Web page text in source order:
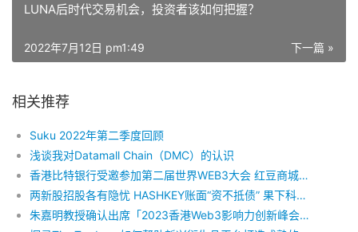
LUNA后时代交易机会，投资者该如何把握？
下一篇 »
2022年7月12日 pm1:49
相关推荐
Suku 2022年第二季度回顾
浅谈我对Datamall Chain（DMC）的认识
香港比特银行受邀参加第二届世界WEB3大会 红豆商城或将引爆新一轮电商风潮
两新股招股各有隐忧 HASHKEY账面“资不抵债” 果下科技毛利率腰斩
朱嘉明教授确认出席「2023香港Web3影响力创新峰会」并发表主题演讲